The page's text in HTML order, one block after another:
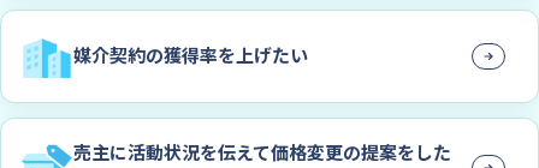
媒介契約の獲得率を上げたい
売主に活動状況を伝えて価格変更の提案をした